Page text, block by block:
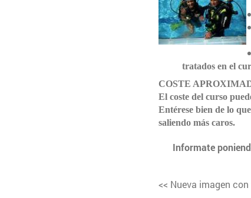
tratados en el
COSTE
El coste del curso
Entérese bien de lo
saliendo más caros.
Informate
<< Nueva imagen